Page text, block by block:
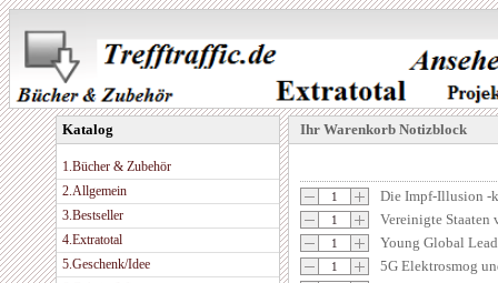
Katalog
1.Bücher & Zubehör
2.Allgemein
3.Bestseller
4.Extratotal
5.Geschenk/Idee
Ihr Warenkorb Notizblock
Die Impf-Illusion -
Vereinigte Staaten
Young Global
5G Elektrosmog